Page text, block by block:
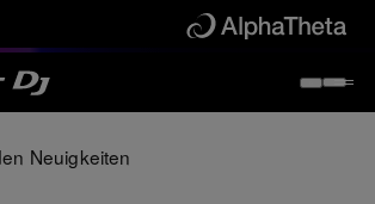
Neuigkeiten